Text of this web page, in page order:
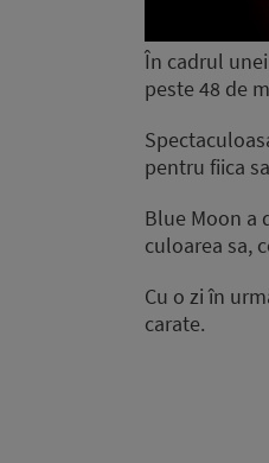
În cadrul
peste 48 de
pentru fiica
Blue Moon a
culoarea sa,
Cu o zi în
carate.